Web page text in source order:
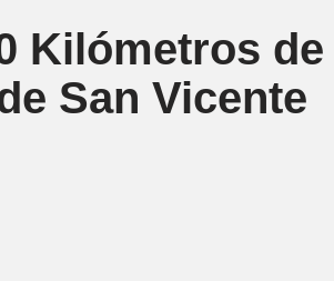
Kilómetros de
San Vicente